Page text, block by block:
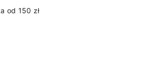
od 150 zł